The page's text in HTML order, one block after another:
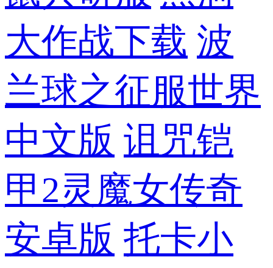
大作战下载 波
兰球之征服世界
中文版 诅咒铠
甲2灵魔女传奇
安卓版 托卡小